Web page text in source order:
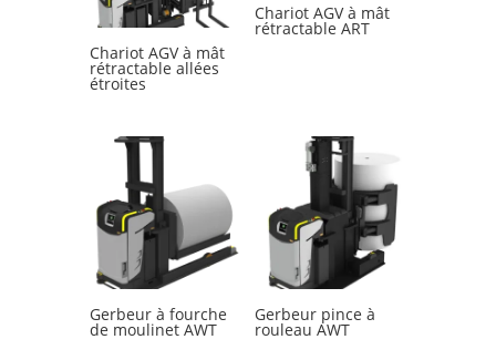
Chariot AGV à mât
rétractable allées
étroites
Chariot AGV à mât
rétractable ART
Gerbeur à fourche
de moulinet AWT
Gerbeur pince à
rouleau AWT